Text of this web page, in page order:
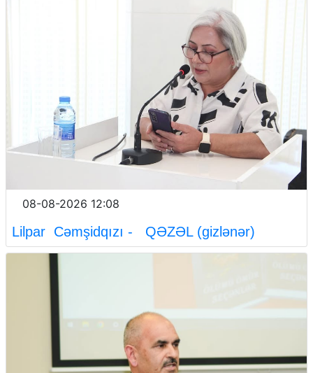
08-08-2026 12:08
Lilpar Cəmşidqızı - QƏZƏL (gizlənər)